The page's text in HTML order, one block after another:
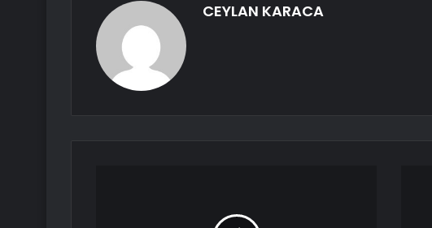
CEYLAN KARACA